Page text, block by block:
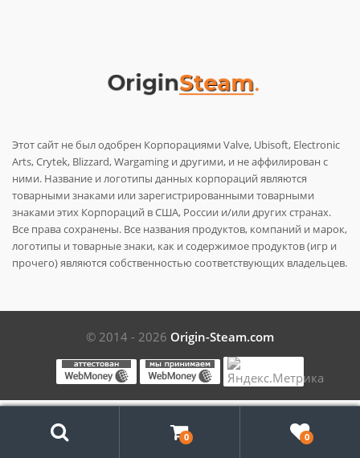
Этот сайт не был одобрен Корпорациями Valve, Ubisoft, Electronic
Arts, Crytek, Blizzard, Wargaming и другими, и не аффилирован с
ними. Название и логотипы данных корпораций являются
товарными знаками или зарегистрированными товарными
знаками этих Корпораций в США, России и/или других странах.
Все права сохранены. Все названия продуктов, компаний и марок,
логотипы и товарные знаки, как и содержимое продуктов (игр и
прочего) являются собственностью соответствующих владельцев.
© 2014 - 2026 Origin-Steam.com
0 0